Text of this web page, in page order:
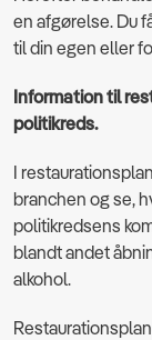
en afgørelse. Du
til din egen eller
Information til
politikreds.
I
branchen og se,
politikredsens
blandt andet
alkohol.